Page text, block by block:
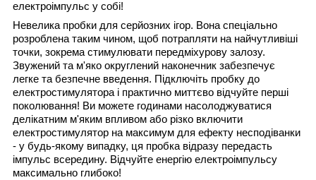
електроімпульс у собі!
Невелика пробки для серйозних ігор. Вона спеціально
розроблена таким чином, щоб потрапляти на найчутливіші
точки, зокрема стимулювати передміхурову залозу.
Звужений та м'яко округлений наконечник забезпечує
легке та безпечне введення. Підключіть пробку до
електростимулятора і практично миттєво відчуйте перші
поколювання! Ви можете годинами насолоджуватися
делікатним м'яким впливом або різко включити
електростимулятор на максимум для ефекту несподіванки
- у будь-якому випадку, ця пробка відразу передасть
імпульс всередину. Відчуйте енергію електроімпульсу
максимально глибоко!